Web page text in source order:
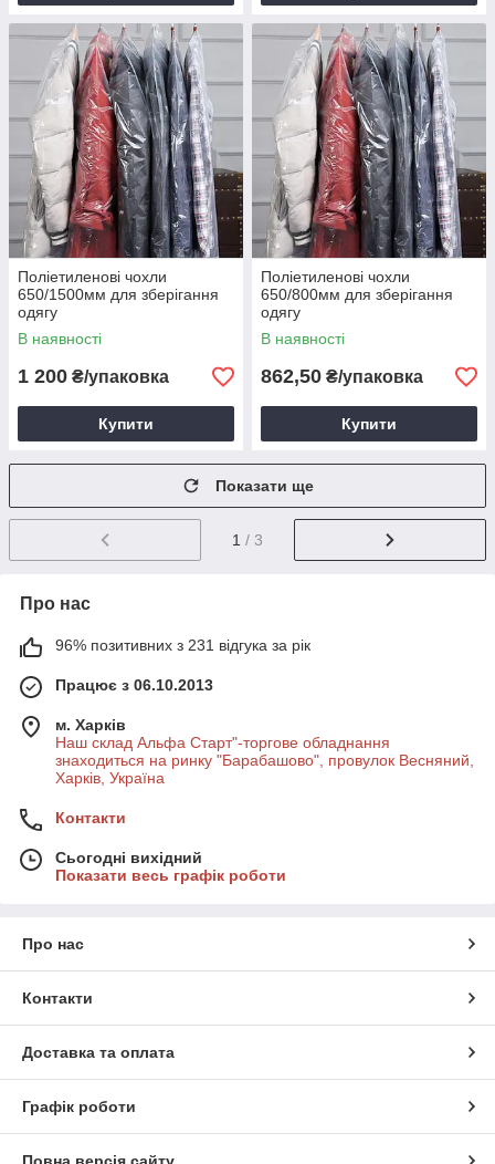
Поліетиленові чохли
650/1500мм для зберігання
одягу
В наявності
1 200 ₴/упаковка
Купити
Поліетиленові чохли
650/800мм для зберігання
одягу
В наявності
862,50 ₴/упаковка
Купити
Показати ще
1 / 3
Про нас
96% позитивних з 231 відгука за рік
Працює з 06.10.2013
м. Харків
Наш склад Альфа Старт"-торгове обладнання
знаходиться на ринку "Барабашово", провулок Весняний,
Харків, Україна
Контакти
Сьогодні вихідний
Показати весь графік роботи
Про нас
Контакти
Доставка та оплата
Графік роботи